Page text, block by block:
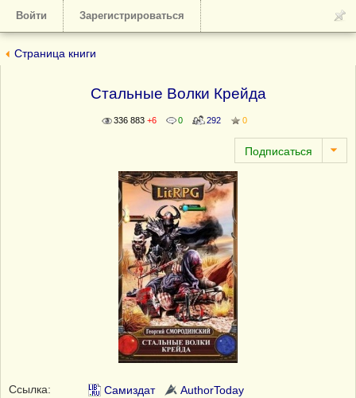
Войти Зарегистрироваться
Страница книги
Стальные Волки Крейда
336 883 +6 0 292 0
Ссылка: Самиздат
AuthorToday